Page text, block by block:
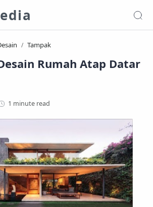
Tampak
Rumah Atap Datar
1 minute read